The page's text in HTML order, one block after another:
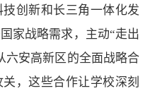
创新和长三角一体化发
家战略需求，主动“走出
六安高新区的全面战略合
，这些合作让学校深刻